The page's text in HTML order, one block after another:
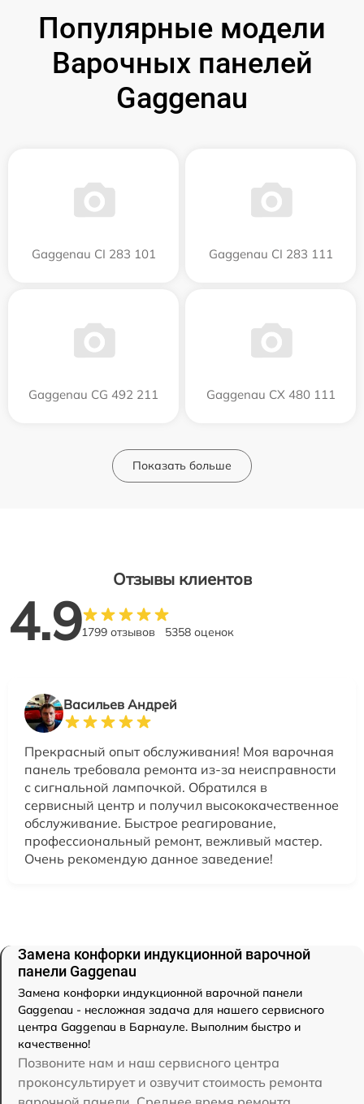
Популярные модели
Варочных панелей
Gaggenau
Gaggenau CI 283 101 Gaggenau CI 283 111
Gaggenau CG 492 211 Gaggenau CX 480 111
Показать больше
Отзывы клиентов
4.91799 отзывов 5358 оценок
Васильев Андрей
Прекрасный опыт обслуживания! Моя варочная
панель требовала ремонта из-за неисправности
с сигнальной лампочкой. Обратился в
сервисный центр и получил высококачественное
обслуживание. Быстрое реагирование,
профессиональный ремонт, вежливый мастер.
Очень рекомендую данное заведение!
Замена конфорки индукционной варочной
панели Gaggenau
Замена конфорки индукционной варочной панели
Gaggenau - несложная задача для нашего сервисного
центра Gaggenau в Барнауле. Выполним быстро и
качественно!
Позвоните нам и наш сервисного центра
проконсультирует и озвучит стоимость ремонта